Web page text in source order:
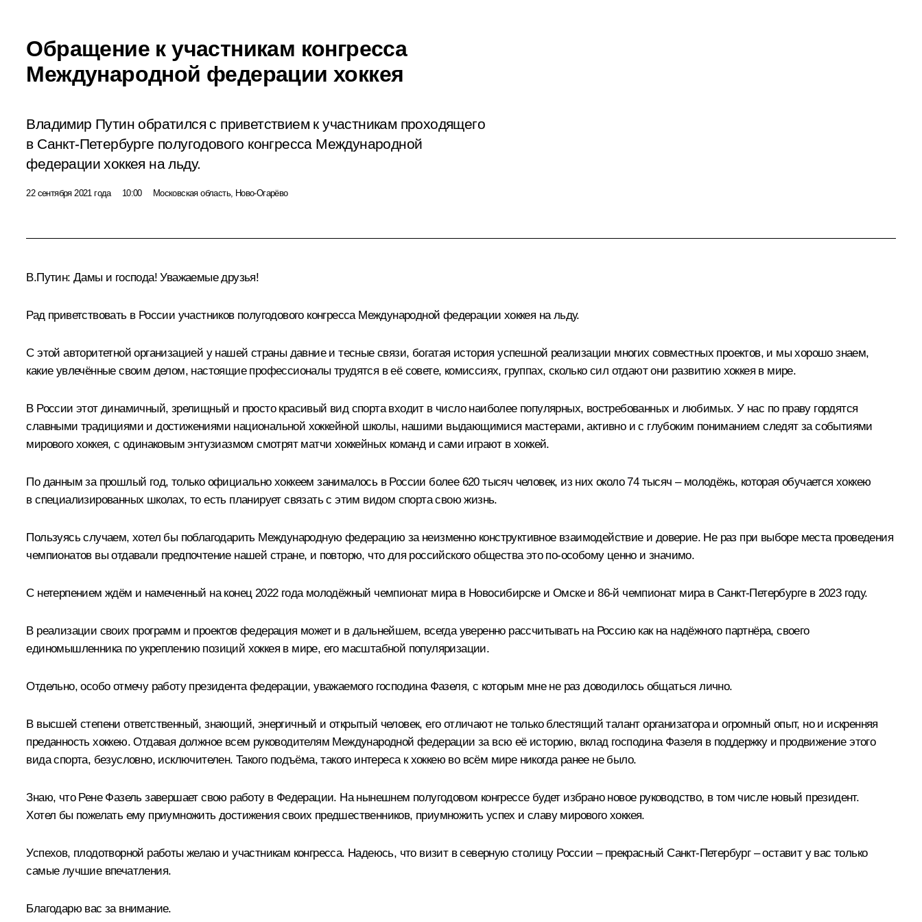
Обращение к участникам конгресса
Международной федерации хоккея
Владимир Путин обратился с приветствием к участникам проходящего
в Санкт-Петербурге полугодового конгресса Международной
федерации хоккея на льду.
22 сентября 2021 года 10:00 Московская область, Ново-Огарёво
В.Путин: Дамы и господа! Уважаемые друзья!
Рад приветствовать в России участников полугодового конгресса Международной федерации хоккея на льду.
С этой авторитетной организацией у нашей страны давние и тесные связи, богатая история успешной реализации многих совместных проектов, и мы хорошо знаем,
какие увлечённые своим делом, настоящие профессионалы трудятся в её совете, комиссиях, группах, сколько сил отдают они развитию хоккея в мире.
В России этот динамичный, зрелищный и просто красивый вид спорта входит в число наиболее популярных, востребованных и любимых. У нас по праву гордятся
славными традициями и достижениями национальной хоккейной школы, нашими выдающимися мастерами, активно и с глубоким пониманием следят за событиями
мирового хоккея, с одинаковым энтузиазмом смотрят матчи хоккейных команд и сами играют в хоккей.
По данным за прошлый год, только официально хоккеем занималось в России более 620 тысяч человек, из них около 74 тысяч – молодёжь, которая обучается хоккею
в специализированных школах, то есть планирует связать с этим видом спорта свою жизнь.
Пользуясь случаем, хотел бы поблагодарить Международную федерацию за неизменно конструктивное взаимодействие и доверие. Не раз при выборе места проведения
чемпионатов вы отдавали предпочтение нашей стране, и повторю, что для российского общества это по-особому ценно и значимо.
С нетерпением ждём и намеченный на конец 2022 года молодёжный чемпионат мира в Новосибирске и Омске и 86-й чемпионат мира в Санкт-Петербурге в 2023 году.
В реализации своих программ и проектов федерация может и в дальнейшем, всегда уверенно рассчитывать на Россию как на надёжного партнёра, своего
единомышленника по укреплению позиций хоккея в мире, его масштабной популяризации.
Отдельно, особо отмечу работу президента федерации, уважаемого господина Фазеля, с которым мне не раз доводилось общаться лично.
В высшей степени ответственный, знающий, энергичный и открытый человек, его отличают не только блестящий талант организатора и огромный опыт, но и искренняя
преданность хоккею. Отдавая должное всем руководителям Международной федерации за всю её историю, вклад господина Фазеля в поддержку и продвижение этого
вида спорта, безусловно, исключителен. Такого подъёма, такого интереса к хоккею во всём мире никогда ранее не было.
Знаю, что Рене Фазель завершает свою работу в Федерации. На нынешнем полугодовом конгрессе будет избрано новое руководство, в том числе новый президент.
Хотел бы пожелать ему приумножить достижения своих предшественников, приумножить успех и славу мирового хоккея.
Успехов, плодотворной работы желаю и участникам конгресса. Надеюсь, что визит в северную столицу России – прекрасный Санкт-Петербург – оставит у вас только
самые лучшие впечатления.
Благодарю вас за внимание.